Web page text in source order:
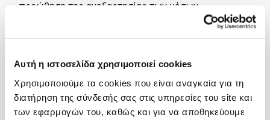
Αυτή η ιστοσελίδα χρησιμοποιεί cookies
Χρησιμοποιούμε τα cookies που είναι αναγκαία για τη
διατήρηση της σύνδεσής σας στις υπηρεσίες του site και
των εφαρμογών του, καθώς και για να αποθηκεύουμε
προώθηση της ανεξαρτησίας των μέσων
, ένας
πλαίσιο του forum, θα προσφέρει μια πλατφόρμα για
τα ανεξάρτητα μέσα ενημέρωσης και τους
δημοσιογραφικούς οργανισμούς να παρουσιάσουν το
έργο και το όραμά τους.